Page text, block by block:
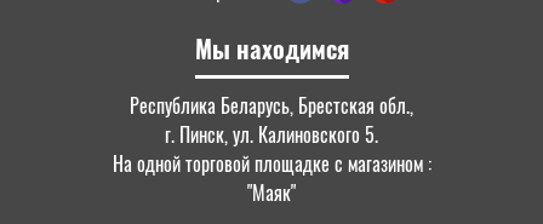
Мы находимся
Республика Беларусь, Брестская обл.,
г. Пинск, ул. Калиновского 5.
На одной торговой площадке с магазином :
"Маяк"